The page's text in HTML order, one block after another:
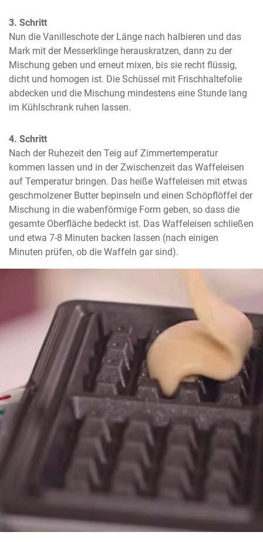
3. Schritt
Nun die Vanilleschote der Länge nach halbieren und das
Mark mit der Messerklinge herauskratzen, dann zu der
Mischung geben und erneut mixen, bis sie recht flüssig,
dicht und homogen ist. Die Schüssel mit Frischhaltefolie
abdecken und die Mischung mindestens eine Stunde lang
im Kühlschrank ruhen lassen.
4. Schritt
Nach der Ruhezeit den Teig auf Zimmertemperatur
kommen lassen und in der Zwischenzeit das Waffeleisen
auf Temperatur bringen. Das heiße Waffeleisen mit etwas
geschmolzener Butter bepinseln und einen Schöpflöffel der
Mischung in die wabenförmige Form geben, so dass die
gesamte Oberfläche bedeckt ist. Das Waffeleisen schließen
und etwa 7-8 Minuten backen lassen (nach einigen
Minuten prüfen, ob die Waffeln gar sind).